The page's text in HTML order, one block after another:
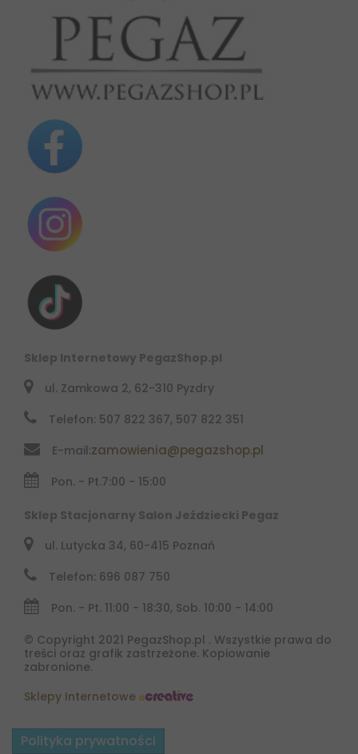
Sklep Internetowy PegazShop.pl
ul. Zamkowa 2, 62-310 Pyzdry
Telefon: 507 822 367, 507 822 351
E-mail:zamowienia@pegazshop.pl
Pon. - Pt.7:00 - 15:00
Sklep Stacjonarny Salon Jeździecki Pegaz
ul. Lutycka 34, 60-415 Poznań
Telefon: 696 087 750
Pon. - Pt. 11:00 - 18:30, Sob. 10:00 - 14:00
© Copyright 2021 PegazShop.pl . Wszystkie prawa do
treści oraz grafik zastrzeżone. Kopiowanie
zabronione.
Sklepy Internetowe
Polityka prywatności